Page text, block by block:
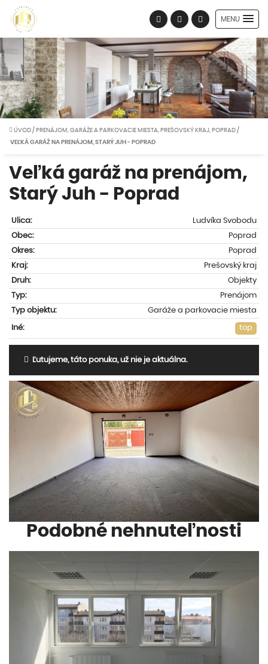
MENU
ÚVOD / PRENÁJOM, GARÁŽE A PARKOVACIE MIESTA, PREŠOVSKÝ KRAJ, POPRAD /
VEĽKÁ GARÁŽ NA PRENÁJOM, STARÝ JUH - POPRAD
Veľká garáž na prenájom,
Starý Juh - Poprad
Ulica:
Ludvíka Svobodu
Obec:
Poprad
Okres:
Poprad
Kraj:
Prešovský kraj
Druh:
Objekty
Typ:
Prenájom
Typ objektu:
Garáže a parkovacie miesta
Iné: top
Ľutujeme, táto ponuka, už nie je aktuálna.
Podobné nehnuteľnosti